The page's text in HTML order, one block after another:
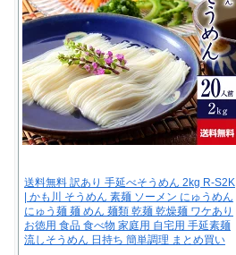
送料無料 訳あり 手延べそうめん 2kg R-S2K
| かも川 そうめん 素麺 ソーメン にゅうめん
にゅう麺 麺 めん 麺類 乾麺 乾燥麺 ワケあり
お徳用 食品 食べ物 家庭用 自宅用 手延素麺
流しそうめん 日持ち 簡単調理 まとめ買い